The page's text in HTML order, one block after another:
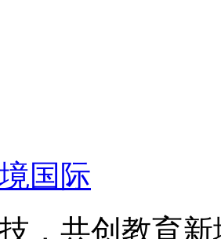
国际
，共创教育新